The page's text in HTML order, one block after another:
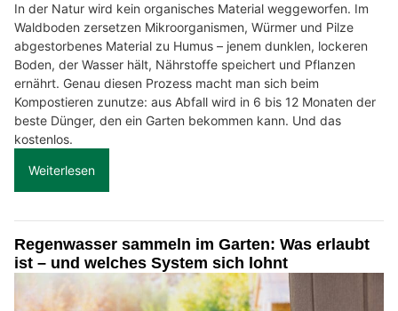
In der Natur wird kein organisches Material weggeworfen. Im
Waldboden zersetzen Mikroorganismen, Würmer und Pilze
abgestorbenes Material zu Humus – jenem dunklen, lockeren
Boden, der Wasser hält, Nährstoffe speichert und Pflanzen
ernährt. Genau diesen Prozess macht man sich beim
Kompostieren zunutze: aus Abfall wird in 6 bis 12 Monaten der
beste Dünger, den ein Garten bekommen kann. Und das
kostenlos.
Weiterlesen
Regenwasser sammeln im Garten: Was erlaubt
ist – und welches System sich lohnt